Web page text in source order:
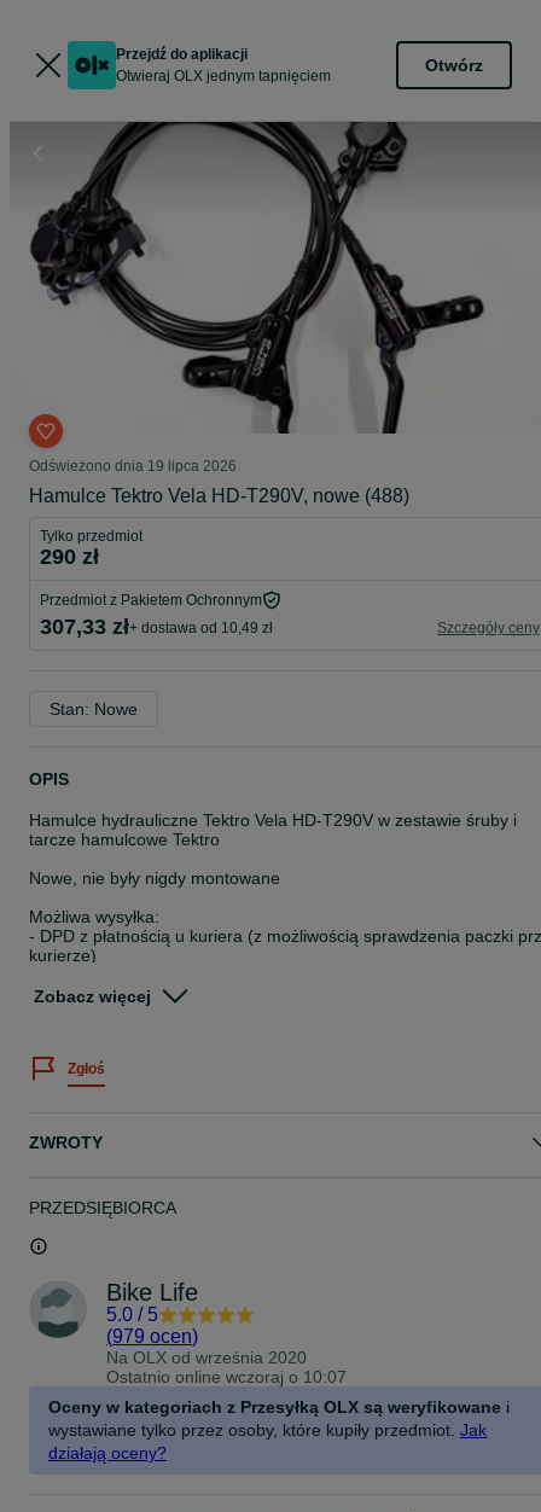
Przejdź do aplikacji
Otwieraj OLX jednym tapnięciem
Otwórz
Odświeżono dnia 19 lipca 2026
Hamulce Tektro Vela HD-T290V, nowe (488)
Tylko przedmiot
290 zł
Przedmiot z Pakietem Ochronnym
307,33 zł+ dostawa od 10,49 zł Szczegóły ceny
Stan: Nowe
OPIS
Hamulce hydrauliczne Tektro Vela HD-T290V w zestawie śruby i
tarcze hamulcowe Tektro
Nowe, nie były nigdy montowane
Możliwa wysyłka:
- DPD z płatnością u kuriera (z możliwością sprawdzenia paczki
kurierze)
- DPD z płatnością u kuriera (z możliwością sprawdzenia paczki
kurierze)
-- -- Dane do faktury proszę napisać przed zakupem w wiadomości
-- -- Faktura Vat oferowana przez OLX podczas zakupu z "wysyłką
przedmiotu. Serwis OLX nie przekazuje nam danych kupującego
-
Zobacz więcej
Zgłoś
ZWROTY
PRZEDSIĘBIORCA
Bike Life
5.0 / 5
(979 ocen)
Na OLX od września 2020
Ostatnio online wczoraj o 10:07
Oceny w kategoriach z Przesyłką OLX są weryfikowane i
wystawiane tylko przez osoby, które kupiły przedmiot. Jak
działają oceny?